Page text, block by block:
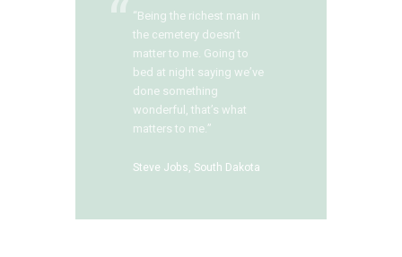
“Being the richest man in
the cemetery doesn’t
matter to me. Going to
bed at night saying we’ve
done something
wonderful, that’s what
matters to me.”
Steve Jobs, South Dakota